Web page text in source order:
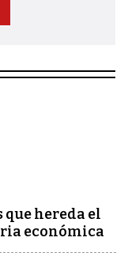
que hereda el
económica